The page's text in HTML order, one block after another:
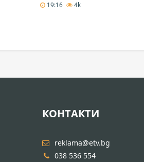
19:16
4k
КОНТАКТИ
reklama@etv.bg
038 536 554